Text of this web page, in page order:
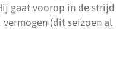
gaat voorop in de strijd
(dit seizoen al